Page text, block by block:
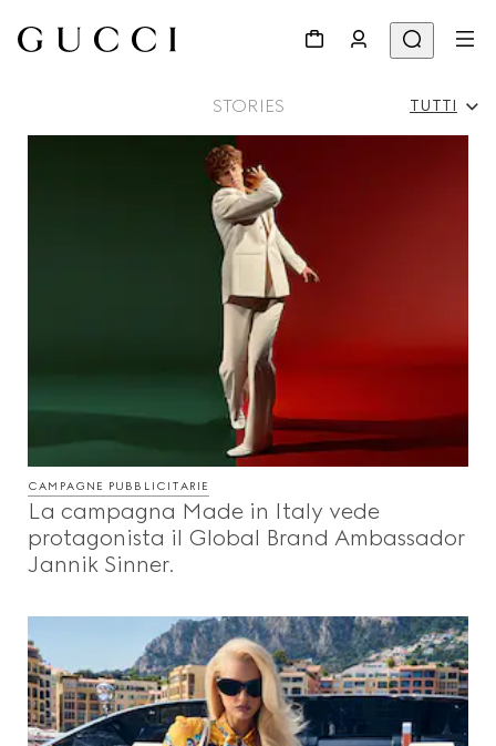
STORIES TUTTI
Campagne Pubblicitarie
Beauty
Codici E Ispirazioni
CAMPAGNE PUBBLICITARIE
La campagna Made in Italy vede
protagonista il Global Brand Ambassador
Jannik Sinner.